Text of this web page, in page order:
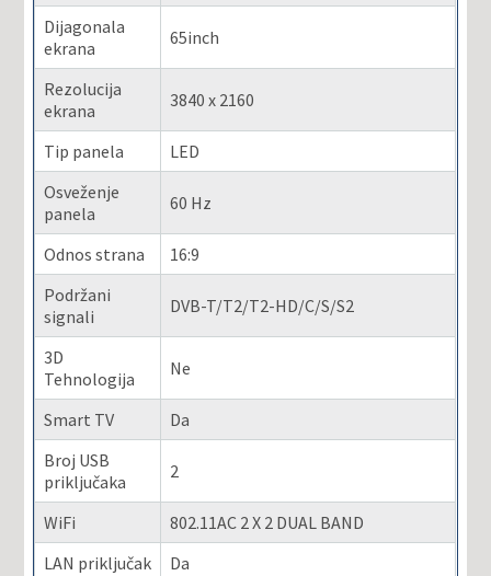
Dijagonala
ekrana
65inch
Rezolucija
ekrana
3840 x 2160
Tip panela
LED
Osveženje
panela
60 Hz
Odnos strana
16:9
Podržani
signali
DVB-T/T2/T2-HD/C/S/S2
3D
Tehnologija
Ne
Smart TV
Da
Broj USB
priključaka
2
WiFi
802.11AC 2 X 2 DUAL BAND
LAN priključak
Da